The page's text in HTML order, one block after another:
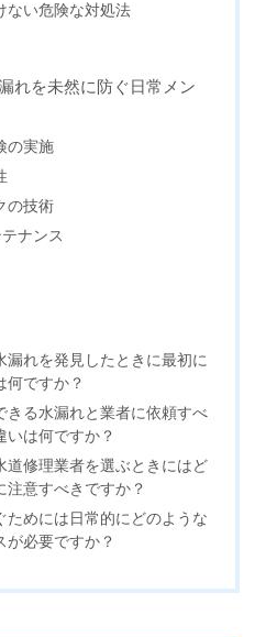
ない危険な対処法
れを未然に防ぐ日常メン
の実施
の技術
ナンス
漏れを発見したときに最初に
何ですか？
きる水漏れと業者に依頼すべ
いは何ですか？
道修理業者を選ぶときにはど
注意すべきですか？
ためには日常的にどのような
が必要ですか？